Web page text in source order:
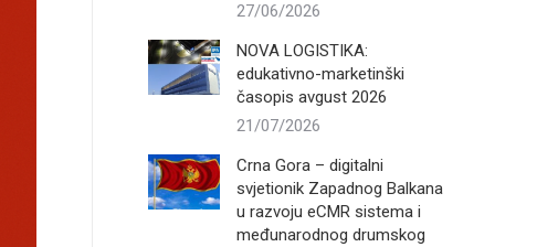
27/06/2026
NOVA LOGISTIKA:
edukativno-marketinški
časopis avgust 2026
21/07/2026
Crna Gora – digitalni
svjetionik Zapadnog Balkana
u razvoju eCMR sistema i
međunarodnog drumskog